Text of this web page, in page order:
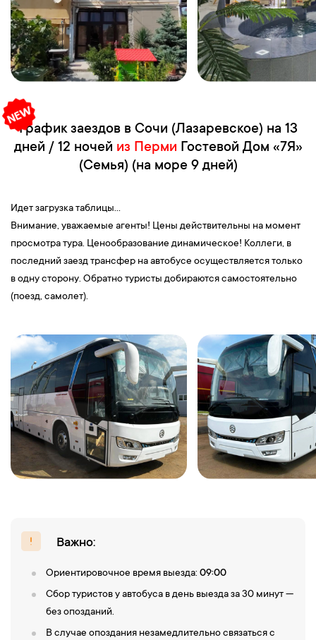
График заездов в Сочи (Лазаревское) на 13
дней / 12 ночей из Перми Гостевой Дом «7Я»
(Семья) (на море 9 дней)
Идет загрузка таблицы...
Внимание, уважаемые агенты! Цены действительны на момент
просмотра тура. Ценообразование динамическое! Коллеги, в
последний заезд трансфер на автобусе осуществляется только
в одну сторону. Обратно туристы добираются самостоятельно
(поезд, самолет).
Важно:
Ориентировочное время выезда: 09:00
Сбор туристов у автобуса в день выезда за 30 минут —
без опозданий.
В случае опоздания незамедлительно связаться с